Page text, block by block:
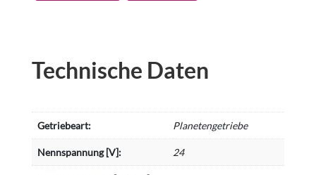
Technische Daten
Getriebeart: Planetengetriebe
Nennspannung [V]: 24